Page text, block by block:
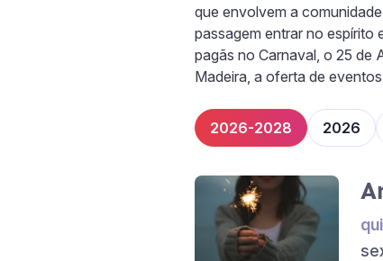
que envolvem a
passagem entrar no espírito
pagãs no Carnaval, o 25 de
Madeira, a oferta de
2026-2028 2026